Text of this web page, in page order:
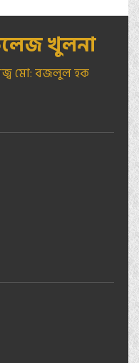
খুলনা
মো: বজলুল হক